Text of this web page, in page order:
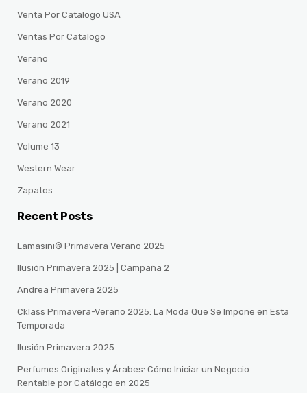
Venta Por Catalogo USA
Ventas Por Catalogo
Verano
Verano 2019
Verano 2020
Verano 2021
Volume 13
Western Wear
Zapatos
Recent Posts
Lamasini® Primavera Verano 2025
Ilusión Primavera 2025 | Campaña 2
Andrea Primavera 2025
Cklass Primavera-Verano 2025: La Moda Que Se Impone en Esta
Temporada
Ilusión Primavera 2025
Perfumes Originales y Árabes: Cómo Iniciar un Negocio
Rentable por Catálogo en 2025